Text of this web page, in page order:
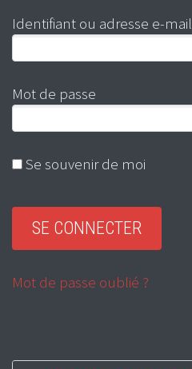
Identifiant ou adresse e-mail
Mot de passe
Se souvenir de moi
Mot de passe oublié ?